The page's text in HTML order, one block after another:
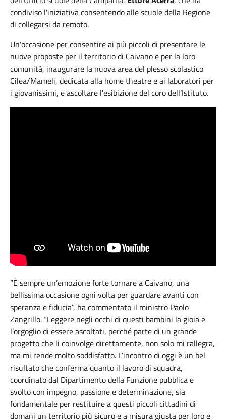
condiviso l'iniziativa consentendo alle scuole della Regione
di collegarsi da remoto.
Un'occasione per consentire ai più piccoli di presentare le
nuove proposte per il territorio di Caivano e per la loro
comunità, inaugurare la nuova area del plesso scolastico
Cilea/Mameli, dedicata alla home theatre e ai laboratori per
i giovanissimi, e ascoltare l'esibizione del coro dell’Istituto.
“È sempre un’emozione forte tornare a Caivano, una
bellissima occasione ogni volta per guardare avanti con
speranza e fiducia”, ha commentato il ministro Paolo
Zangrillo. “Leggere negli occhi di questi bambini la gioia e
l’orgoglio di essere ascoltati, perché parte di un grande
progetto che li coinvolge direttamente, non solo mi rallegra,
ma mi rende molto soddisfatto. L’incontro di oggi è un bel
risultato che conferma quanto il lavoro di squadra,
coordinato dal Dipartimento della Funzione pubblica e
svolto con impegno, passione e determinazione, sia
fondamentale per restituire a questi piccoli cittadini di
domani un territorio più sicuro e a misura giusta per loro e